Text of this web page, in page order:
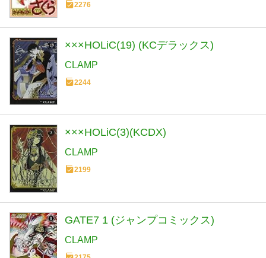
2276
×××HOLiC(19) (KCデラックス)
CLAMP
2244
×××HOLiC(3)(KCDX)
CLAMP
2199
GATE7 1 (ジャンプコミックス)
CLAMP